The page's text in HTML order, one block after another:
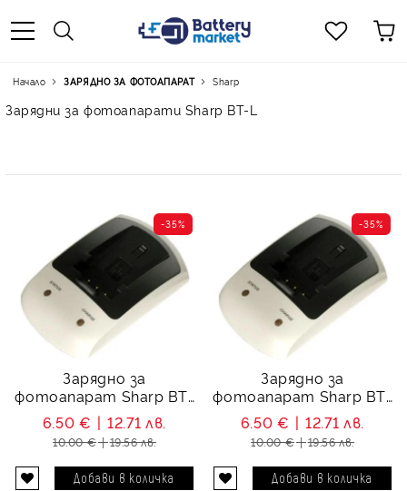
Начало ЗАРЯДНО ЗА ФОТОАПАРАТ Sharp
Зарядни за фотоапарати Sharp BT-L
Зарядно за
фотоапарат Sharp BT-
L225, BT-L445, BT-L665
-35%
6.50 € 12.71 лв.
10.00 € 19.56 лв.
Зарядно за
фотоапарат Sharp BT-
L43
-35%
6.50 € 12.71 лв.
10.00 € 19.56 лв.